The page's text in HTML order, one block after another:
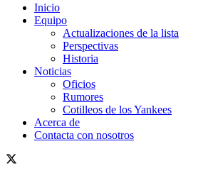
Inicio
Equipo
Actualizaciones de la lista
Perspectivas
Historia
Noticias
Oficios
Rumores
Cotilleos de los Yankees
Acerca de
Contacta con nosotros